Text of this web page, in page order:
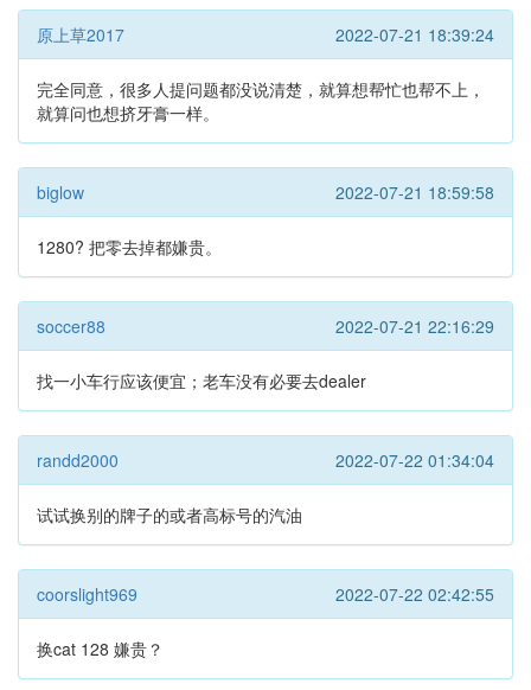
原上草2017 2022-07-21 18:39:24
完全同意，很多人提问题都没说清楚，就算想帮忙也帮不上，
就算问也想挤牙膏一样。
biglow 2022-07-21 18:59:58
1280? 把零去掉都嫌贵。
soccer88 2022-07-21 22:16:29
找一小车行应该便宜；老车没有必要去dealer
randd2000 2022-07-22 01:34:04
试试换别的牌子的或者高标号的汽油
coorslight969 2022-07-22 02:42:55
换cat 128 嫌贵？